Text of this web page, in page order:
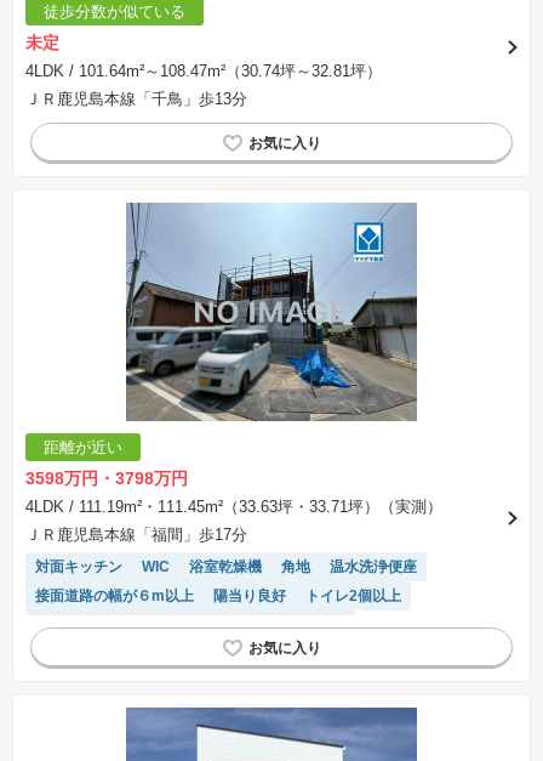
徒歩分数が似ている
未定
4LDK / 101.64m²～108.47m²（30.74坪～32.81坪）
ＪＲ鹿児島本線「千鳥」歩13分
距離が近い
3598万円・3798万円
4LDK / 111.19m²・111.45m²（33.63坪・33.71坪）（実測）
ＪＲ鹿児島本線「福間」歩17分
対面キッチン WIC 浴室乾燥機 角地
温水洗浄便座
接面道路の幅が６m以上
陽当り良好
トイレ2個以上
システムキッチン
モニター付きインターホン
キッチン収納が多い